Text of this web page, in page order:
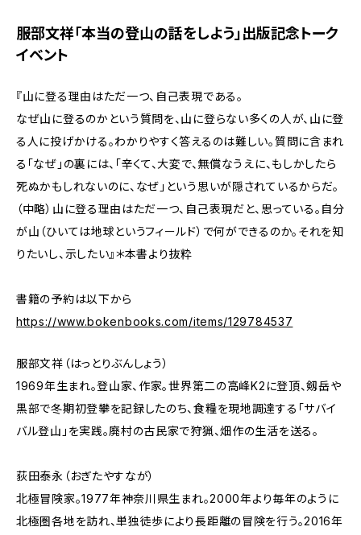
服部文祥「本当の登山の話をしよう」出版記念トーク
イベント
『山に登る理由はただ一つ、自己表現である。
なぜ山に登るのかという質問を、山に登らない多くの人が、山に登
る人に投げかける。わかりやすく答えるのは難しい。質問に含まれ
る「なぜ」の裏には、「辛くて、大変で、無償なうえに、もしかしたら
死ぬかもしれないのに、なぜ」という思いが隠されているからだ。
（中略）山に登る理由はただ一つ、自己表現だと、思っている。自分
が山（ひいては地球というフィールド）で何ができるのか。それを知
りたいし、示したい』＊本書より抜粋
書籍の予約は以下から
https://www.bokenbooks.com/items/129784537
服部文祥（はっとりぶんしょう）
1969年生まれ。登山家、作家。世界第二の高峰K2に登頂、剱岳や
黒部で冬期初登攀を記録したのち、食糧を現地調達する「サバイ
バル登山」を実践。廃村の古民家で狩猟、畑作の生活を送る。
荻田泰永（おぎたやすなが）
北極冒険家。1977年神奈川県生まれ。2000年より毎年のように
北極圏各地を訪れ、単独徒歩により長距離の冒険を行う。2016年